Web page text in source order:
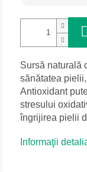
Sursă naturală
sănătatea
Antioxidant
stresului
îngrijirea pielii
Informaţii